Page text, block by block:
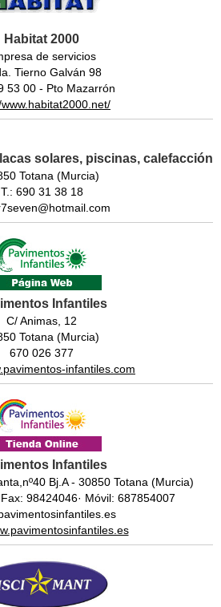
Habitat 2000
de servicios
Tierno Galván 98
53 00 - Pto Mazarrón
solares, piscinas, calefacción
Totana (Murcia)
T.: 690 31 38 18
Infantiles
C/ Animas, 12
Totana (Murcia)
670 026 377
infantiles.com
Infantiles
Bj.A - 30850 Totana (Murcia)
98424046· Móvil: 687854007